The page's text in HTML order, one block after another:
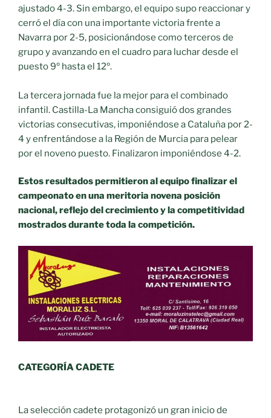
ajustado 4-3. Sin embargo, el equipo supo reaccionar y
cerró el día con una importante victoria frente a
Navarra por 2-5, posicionándose como terceros de
grupo y avanzando en el cuadro para luchar desde el
puesto 9º hasta el 12º.
La tercera jornada fue la mejor para el combinado
infantil. Castilla-La Mancha consiguió dos grandes
victorias consecutivas, imponiéndose a Cataluña por 2-
4 y enfrentándose a la Región de Murcia para pelear
por el noveno puesto. Finalizaron imponiéndose 4-2.
Estos resultados permitieron al equipo finalizar el
campeonato en una meritoria novena posición
nacional, reflejo del crecimiento y la competitividad
mostrados durante toda la competición.
CATEGORÍA CADETE
La selección cadete protagonizó un gran inicio de